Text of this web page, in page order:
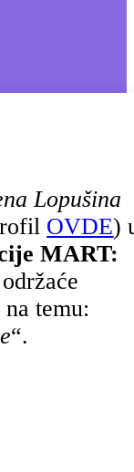
Lopušina
OVDE)
MART:
temu:
“.